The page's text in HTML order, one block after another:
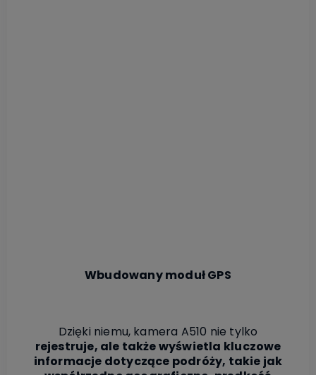
Wbudowany moduł GPS
Dzięki niemu, kamera A510 nie tylko
rejestruje, ale także wyświetla kluczowe
informacje dotyczące podróży, takie jak